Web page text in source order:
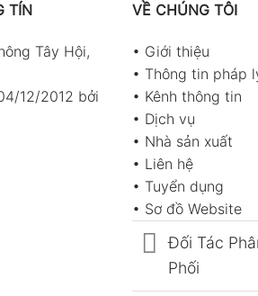
TÍN
Tây Hội,
12/2012 bởi
VỀ CHÚNG TÔI
• Giới thiệu
• Thông tin pháp
• Kênh thông tin
• Dịch vụ
• Nhà sản xuất
• Liên hệ
• Tuyển dụng
• Sơ đồ Website
Đối Tác
Phối